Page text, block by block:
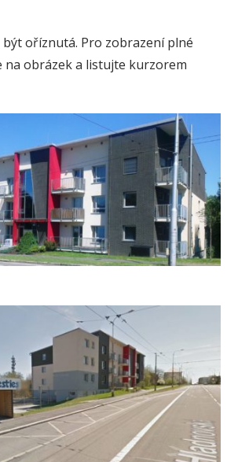
oříznutá. Pro zobrazení plné
na obrázek a listujte kurzorem